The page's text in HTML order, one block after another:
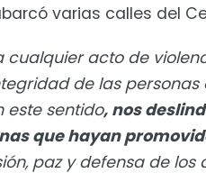
varias calles del
cualquier acto de
de las
este sentido, nos
que hayan
paz y defensa de los